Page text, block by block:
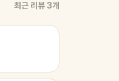
최근 리뷰 3개